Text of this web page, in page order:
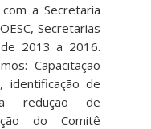
a Secretaria
Secretarias
2013 a 2016.
Capacitação
identificação de
redução de
do Comitê